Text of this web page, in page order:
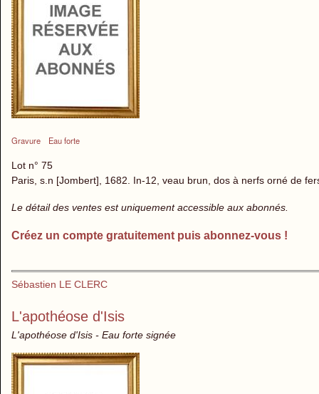
Gravure Eau forte
Lot n° 75
Paris, s.n [Jombert], 1682. In-12, veau brun, dos à nerfs orné de
Le détail des ventes est uniquement accessible aux abonnés.
Créez un compte gratuitement puis abonnez-vous !
Sébastien LE CLERC
L'apothéose d'Isis
L'apothéose d'Isis - Eau forte signée